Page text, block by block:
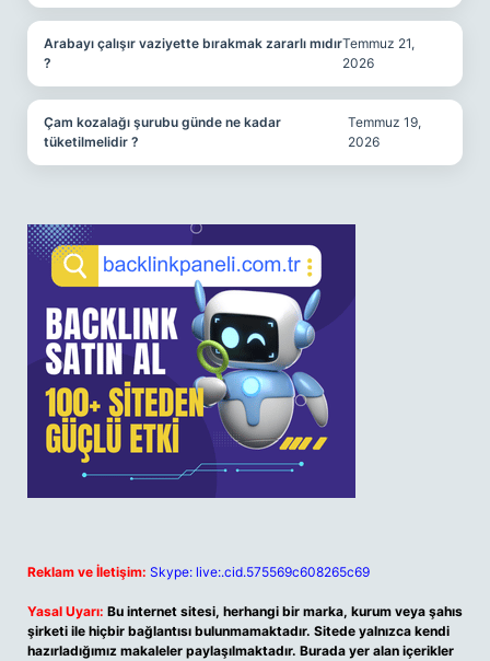
Arabayı çalışır vaziyette bırakmak zararlı mıdır
?
Temmuz 21,
2026
Çam kozalağı şurubu günde ne kadar
tüketilmelidir ?
Temmuz 19,
2026
Reklam ve İletişim: Skype: live:.cid.575569c608265c69
Yasal Uyarı: Bu internet sitesi, herhangi bir marka, kurum veya şahıs
şirketi ile hiçbir bağlantısı bulunmamaktadır. Sitede yalnızca kendi
hazırladığımız makaleler paylaşılmaktadır. Burada yer alan içerikler